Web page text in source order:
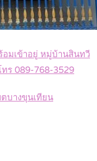
อมเข้าอยู่ หมู่บ้านสินทวี
ทร 089-768-3529
บางขุนเทียน